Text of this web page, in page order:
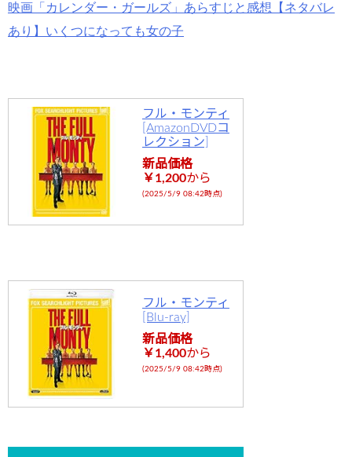
映画「カレンダー・ガールズ」あらすじと感想【ネタバレ
あり】いくつになっても女の子
フル・モンティ
[AmazonDVDコ
レクション]
新品価格
￥1,200から
(2025/5/9 08:42時点)
フル・モンティ
[Blu-ray]
新品価格
￥1,400から
(2025/5/9 08:42時点)